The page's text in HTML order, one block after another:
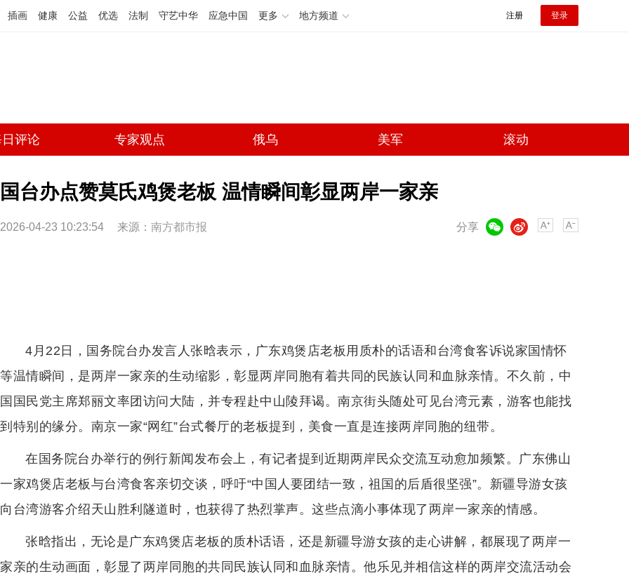
插画 健康 公益 优选 法制 守艺中华 应急中国 更多 地方频道 注册 登录
评论 专家观点 俄乌 美军 滚动
国台办点赞莫氏鸡煲老板 温情瞬间彰显两岸一家亲
2026-04-23 10:23:54 来源： 南方都市报 分享
微博
4月22日，国务院台办发言人张晗表示，广东鸡煲店老板用质朴的话语和台湾食客诉说家国情怀
等温情瞬间，是两岸一家亲的生动缩影，彰显两岸同胞有着共同的民族认同和血脉亲情。不久前，中
国国民党主席郑丽文率团访问大陆，并专程赴中山陵拜谒。南京街头随处可见台湾元素，游客也能找
到特别的缘分。南京一家“网红”台式餐厅的老板提到，美食一直是连接两岸同胞的纽带。
在国务院台办举行的例行新闻发布会上，有记者提到近期两岸民众交流互动愈加频繁。广东佛山
一家鸡煲店老板与台湾食客亲切交谈，呼吁“中国人要团结一致，祖国的后盾很坚强”。新疆导游女孩
向台湾游客介绍天山胜利隧道时，也获得了热烈掌声。这些点滴小事体现了两岸一家亲的情感。
张晗指出，无论是广东鸡煲店老板的质朴话语，还是新疆导游女孩的走心讲解，都展现了两岸一
家亲的生动画面，彰显了两岸同胞的共同民族认同和血脉亲情。他乐见并相信这样的两岸交流活动会